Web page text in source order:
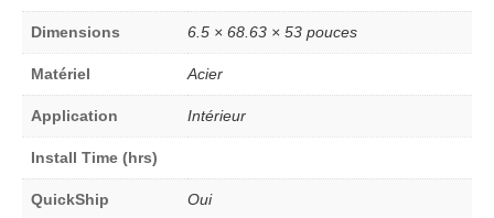
Dimensions 6.5 × 68.63 × 53 pouces
Matériel Acier
Application Intérieur
Install Time (hrs)
QuickShip Oui